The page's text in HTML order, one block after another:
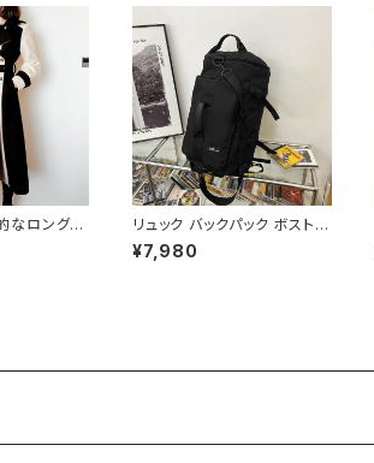
ガントスタイル S M L XL C-
OSS0176
なロングコ
リュック バックパック ボストン
バッグ メンズ レディース 大容
量 軽量 旅行バッグ 多機能 2
¥7,980